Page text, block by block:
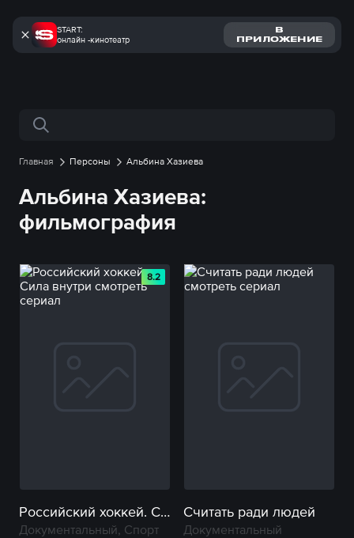
START:
онлайн -кинотеатр
В
ПРИЛОЖЕНИЕ
Поиск по сайту
Главная Персоны Альбина Хазиева
Альбина Хазиева:
фильмография
8.2
Российский хоккей. Сила внутри
Документальный, Спорт
Считать ради людей
Документальный